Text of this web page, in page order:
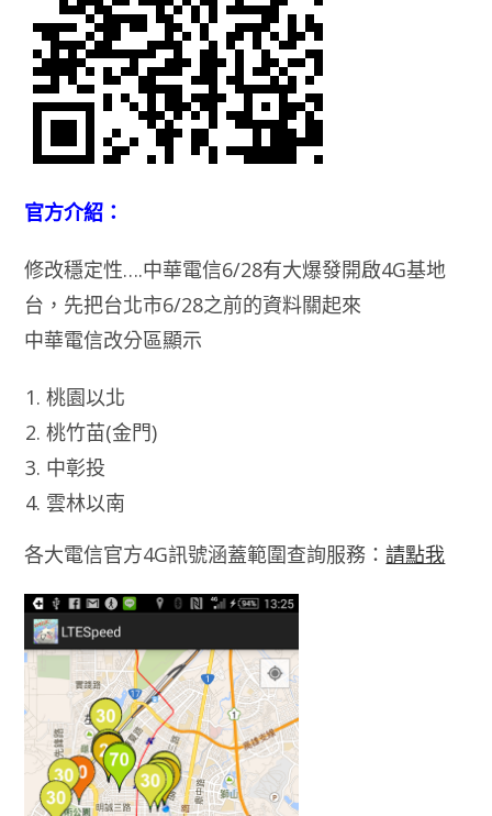
官方介紹：
修改穩定性….中華電信6/28有大爆發開啟4G基地
台，先把台北市6/28之前的資料關起來
中華電信改分區顯示
桃園以北
桃竹苗(金門)
中彰投
雲林以南
各大電信官方4G訊號涵蓋範圍查詢服務：請點我